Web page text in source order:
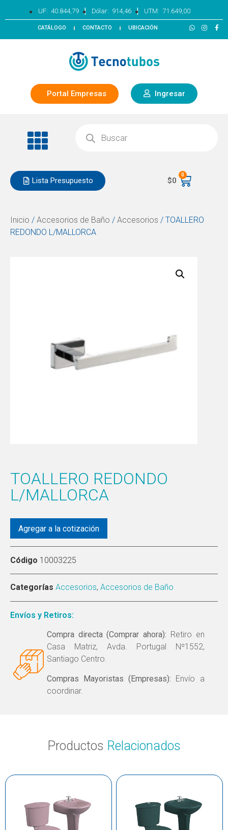
UF: 40.844,79 | Dólar: 914,46 | UTM: 71.649,00
CATÁLOGO CONTACTO UBICACIÓN
Portal Empresas Ingresar
Lista Presupuesto $0
0
Inicio / Accesorios de Baño / Accesorios / TOALLERO
REDONDO L/MALLORCA
TOALLERO REDONDO
L/MALLORCA
Agregar a la cotización
Código 10003225
Categorías Accesorios, Accesorios de Baño
Envíos y Retiros:
Compra directa (Comprar ahora): Retiro en
Casa Matriz, Avda. Portugal Nº1552,
Santiago Centro.
Compras Mayoristas (Empresas): Envío a
coordinar.
Productos Relacionados